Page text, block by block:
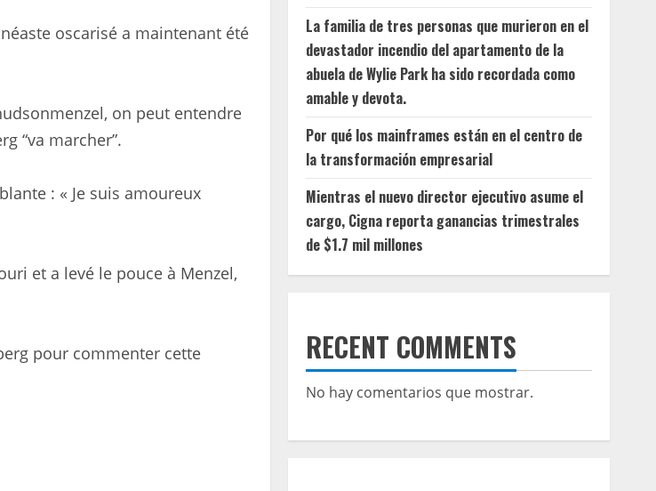
oscarisé a maintenant été
on peut entendre
“va marcher”.
: « Je suis amoureux
et a levé le pouce à Menzel,
pour commenter cette
La familia de tres personas que murieron en el
devastador incendio del apartamento de la
abuela de Wylie Park ha sido recordada como
amable y devota.
Por qué los mainframes están en el centro de
la transformación empresarial
Mientras el nuevo director ejecutivo asume el
cargo, Cigna reporta ganancias trimestrales
de $1.7 mil millones
RECENT COMMENTS
No hay comentarios que mostrar.